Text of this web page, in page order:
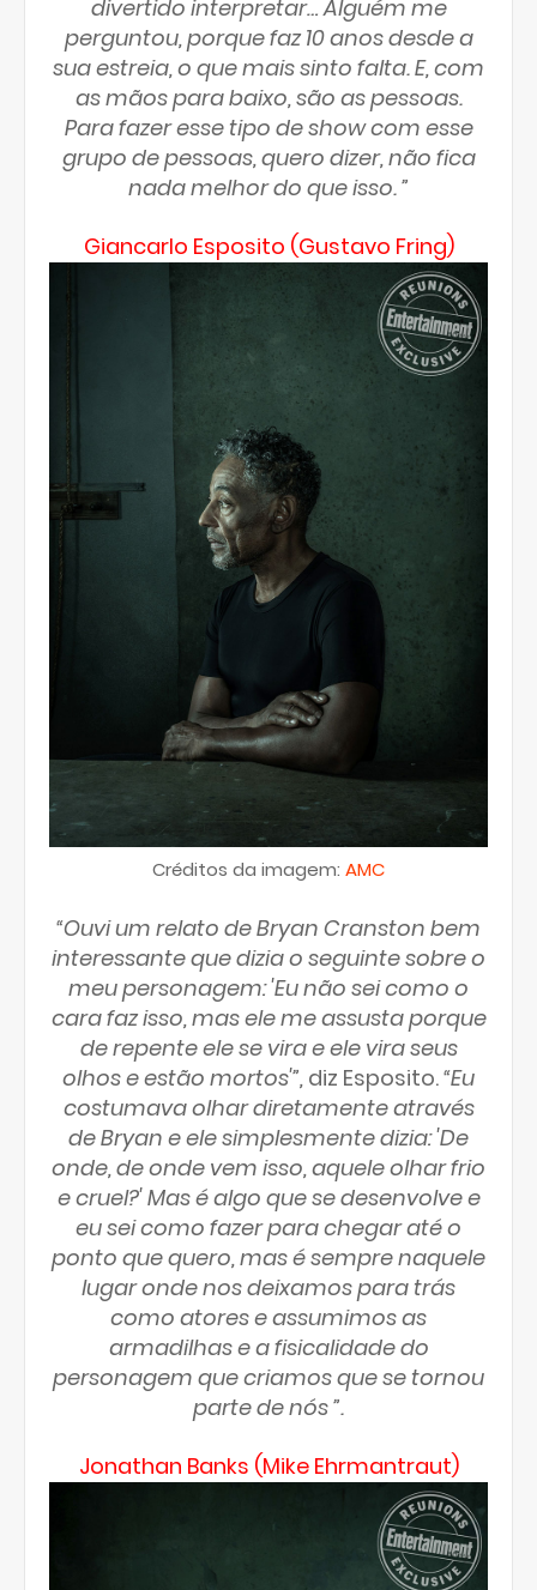
divertido interpretar… Alguém me
perguntou, porque faz 10 anos desde a
sua estreia, o que mais sinto falta. E, com
as mãos para baixo, são as pessoas.
Para fazer esse tipo de show com esse
grupo de pessoas, quero dizer, não fica
nada melhor do que isso. ”
Giancarlo Esposito (Gustavo Fring)
Créditos da imagem: AMC
“Ouvi um relato de Bryan Cranston bem
interessante que dizia o seguinte sobre o
meu personagem: 'Eu não sei como o
cara faz isso, mas ele me assusta porque
de repente ele se vira e ele vira seus
olhos e estão mortos'”, diz Esposito.“Eu
costumava olhar diretamente através
de Bryan e ele simplesmente dizia: 'De
onde, de onde vem isso, aquele olhar frio
e cruel?' Mas é algo que se desenvolve e
eu sei como fazer para chegar até o
ponto que quero, mas é sempre naquele
lugar onde nos deixamos para trás
como atores e assumimos as
armadilhas e a fisicalidade do
personagem que criamos que se tornou
parte de nós ”.
Jonathan Banks (Mike Ehrmantraut)